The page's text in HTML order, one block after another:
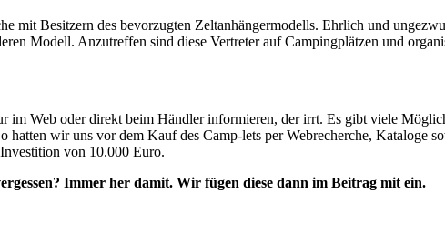
mit Besitzern des bevorzugten Zeltanhängermodells. Ehrlich und
Modell. Anzutreffen sind diese Vertreter auf Campingplätzen und
im Web oder direkt beim Händler informieren, der irrt. Es gibt viele
hatten wir uns vor dem Kauf des Camp-lets per Webrecherche, Kataloge
von 10.000 Euro.
Immer her damit. Wir fügen diese dann im Beitrag mit ein.